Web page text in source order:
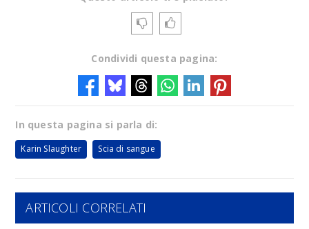
Condividi questa pagina:
In questa pagina si parla di:
Karin Slaughter Scia di sangue
ARTICOLI CORRELATI